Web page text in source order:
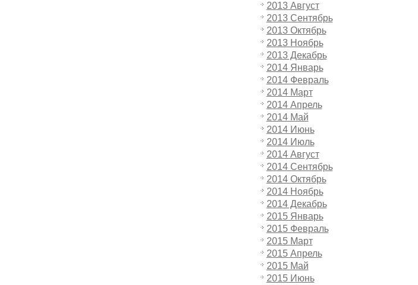
2013 Август
2013 Сентябрь
2013 Октябрь
2013 Ноябрь
2013 Декабрь
2014 Январь
2014 Февраль
2014 Март
2014 Апрель
2014 Май
2014 Июнь
2014 Июль
2014 Август
2014 Сентябрь
2014 Октябрь
2014 Ноябрь
2014 Декабрь
2015 Январь
2015 Февраль
2015 Март
2015 Апрель
2015 Май
2015 Июнь